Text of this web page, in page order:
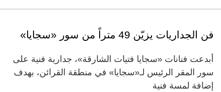
فن الجداريات يزيّن 49 متراً من سور «سجايا»
أبدعت فنانات «سجايا فتيات الشارقة»، جدارية فنية على
سور المقر الرئيس لـ«سجايا» في منطقة القرائن، بهدف
إضافة لمسة فنية